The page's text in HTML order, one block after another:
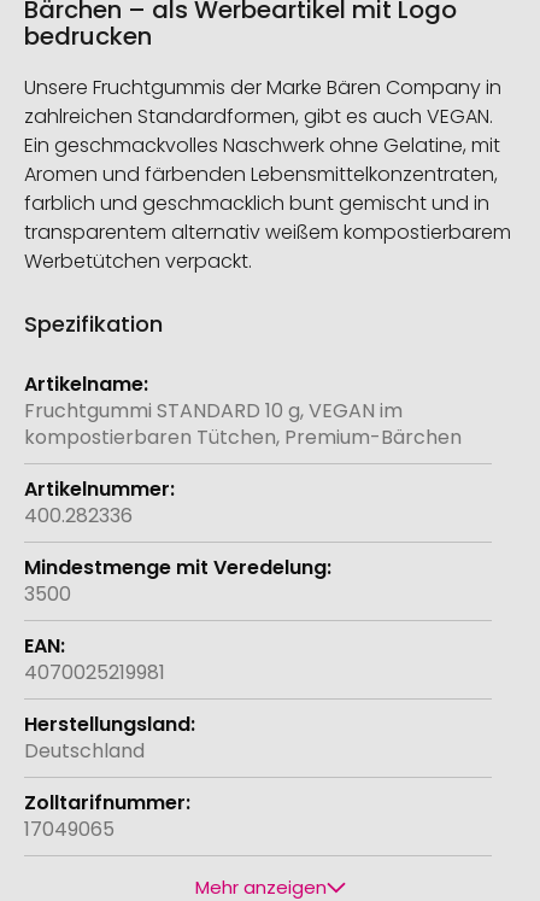
Bärchen – als Werbeartikel mit Logo
bedrucken
Unsere Fruchtgummis der Marke Bären Company in
zahlreichen Standardformen, gibt es auch VEGAN.
Ein geschmackvolles Naschwerk ohne Gelatine, mit
Aromen und färbenden Lebensmittelkonzentraten,
farblich und geschmacklich bunt gemischt und in
transparentem alternativ weißem kompostierbarem
Werbetütchen verpackt.
Spezifikation
Weitere
Informationen
Fruchtgummi STANDARD 10 g, VEGAN im
kompostierbaren Tütchen, Premium-Bärchen
400.282336
3500
4070025219981
Deutschland
17049065
Mehr anzeigen